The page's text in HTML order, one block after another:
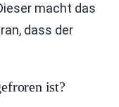
macht das
dass der
ist?